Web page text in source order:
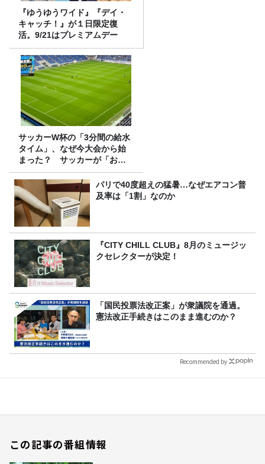
『ゆうゆうワイド』『デイ・
キャッチ！』が１日限定復
活。9/21はプレミアムデー
サッカーW杯の「3分間の給水
タイム」、なぜ今大会から始
まった？ サッカーが「お
金」に変わる仕組み
パリで40度超えの猛暑…なぜエアコン普
及率は「1割」なのか
『CITY CHILL CLUB』8月のミュージッ
クセレクターが決定！
「国民投票法改正案」が衆議院を通過。
憲法改正手続きはこのまま進むのか？
Recommended by
この記事の番組情報